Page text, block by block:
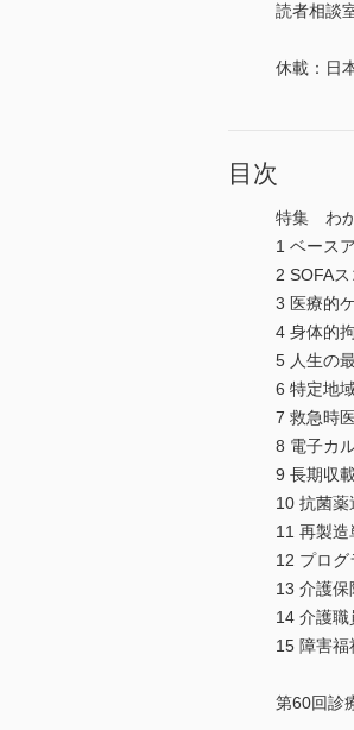
読者相談
休載：日
目次
特集 わ
1 ベース
2 SOFAス
3 医療的
4 身体的
5 人生の
6 特定地
7 救急時
8 電子カ
9 長期収
10 抗菌
11 再製造
12 プログ
13 介護保
14 介護職
15 障害福
第60回診